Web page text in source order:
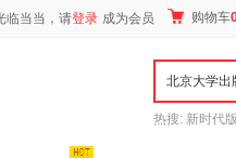
临当当，请登录 成为会员 购物车
热搜: 新时代